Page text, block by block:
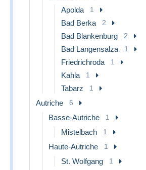
Apolda 1
Bad Berka 2
Bad Blankenburg 2
Bad Langensalza 1
Friedrichroda 1
Kahla 1
Tabarz 1
Autriche 6
Basse-Autriche 1
Mistelbach 1
Haute-Autriche 1
St. Wolfgang 1